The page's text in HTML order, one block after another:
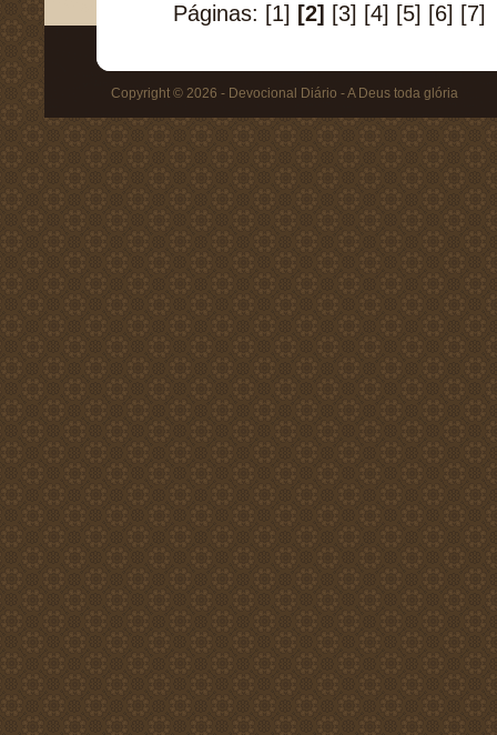
Páginas: [1] [2] [3] [4] [5] [6] [7]
Copyright © 2026 - Devocional Diário - A Deus toda glória